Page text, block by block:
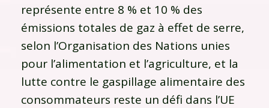
représente entre 8 % et 10 % des
émissions totales de gaz à effet de serre,
selon l’Organisation des Nations unies
pour l’alimentation et l’agriculture, et la
lutte contre le gaspillage alimentaire des
consommateurs reste un défi dans l’UE